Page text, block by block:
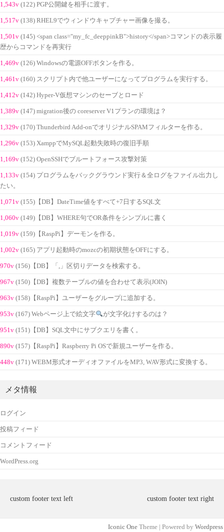
1,543v (122) PGP公開鍵を相手に渡す。
1,517v (138) RHEL9でウィンドウキャプチャー画像を撮る。
1,501v (145) <span class="my_fc_deeppinkB">history</span>コマンドの表示履
歴からコマンドを再実行
1,469v (126) Windowsの電源OFFボタンを作る。
1,461v (160) スクリプト内で他ユーザーになってプログラムを実行する。
1,412v (142) Hyper-V仮想マシンのセーブとロード
1,389v (147) migration後の coreserver V1プランの環境は？
1,329v (170) Thunderbird Add-onでオリジナルSPAMフィルターを作る。
1,296v (153) XamppでMySQL起動失敗時の復旧手順
1,169v (152) OpenSSHでブルートフォース攻撃対策
1,133v (154) プログラムをバックグラウンド実行＆全ログをファイル出力し
たい。
1,071v (155)【DB】DateTime値をすべて+7日するSQL文
1,060v (149)【DB】WHERE句でOR条件をシンプルに書く
1,019v (159)【RaspPi】デーモンを作る。
1,002v (165) アプリ起動時のmozcの初期状態をOFFにする。
970v (156)【DB】「,」区切りデータを検索する。
967v (150)【DB】複数テーブルの値を合わせて表示(JOIN)
963v (158)【RaspPi】ユーザーをグループに追加する。
953v (167) Webページ上で絵文字 が文字化けするのは？
951v (151)【DB】SQL文中にサブクエリを書く。
890v (157)【RaspPi】Raspberry Pi OSで新規ユーザーを作る。
448v (171) WEBM形式オーディオファイルをMP3, WAV形式に変換する。
メタ情報
ログイン
投稿フィード
コメントフィード
WordPress.org
custom footer text left custom footer text right
Iconic One Theme | Powered by Wordpress